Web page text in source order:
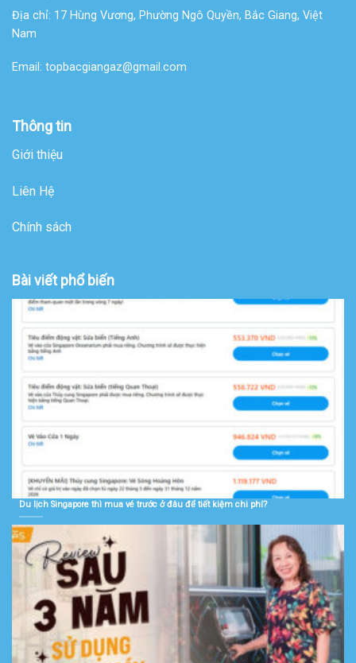
Địa chỉ: 17 Hùng Vương, Phường Ngô Quyền, Bắc Giang, Việt
Nam
Email: topbacgiangaz@gmail.com
Thông tin
Giới thiệu
Liên Hệ
Chính sách
Bài viết phổ biến
Du lịch Singapore thì mua vé trước ở đâu để tiết kiệm chi phí?